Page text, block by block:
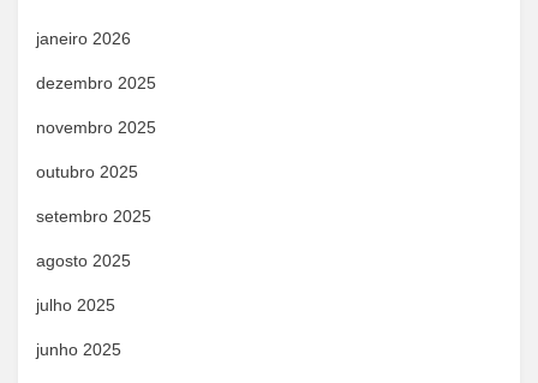
janeiro 2026
dezembro 2025
novembro 2025
outubro 2025
setembro 2025
agosto 2025
julho 2025
junho 2025